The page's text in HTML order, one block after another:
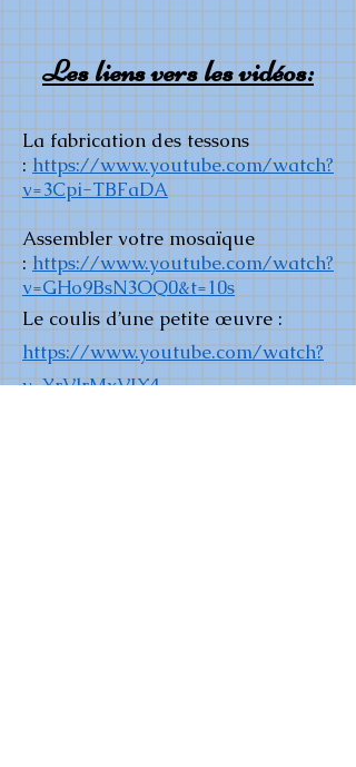
Les liens vers les vidéos:
La fabrication des tessons
:https://www.youtube.com/watch?
v=3Cpi-TBFaDA
Assembler votre mosaïque
:https://www.youtube.com/watch?
v=GHo9BsN3OQ0&t=10s
Le coulis d’une petite œuvre :
https://www.youtube.com/watch?
v=YrVlrMxVJX4